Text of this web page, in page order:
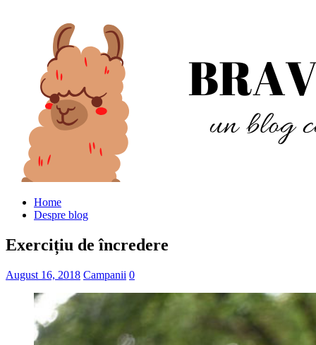
Home
Despre blog
Exercițiu de încredere
August 16, 2018 Campanii 0